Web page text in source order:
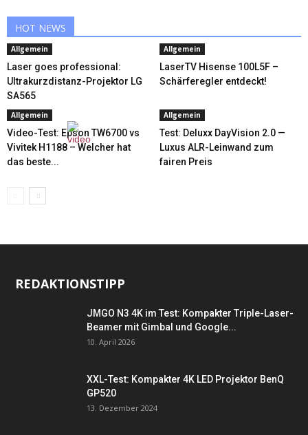
HOT NEWS
Allgemein
Laser goes professional:
Ultrakurzdistanz-Projektor LG
SA565
Allgemein
LaserTV Hisense 100L5F –
Schärferegler entdeckt!
Allgemein
Video-Test: Epson TW6700 vs
Vivitek H1188 – Welcher hat
das beste...
Allgemein
Test: Deluxx DayVision 2.0 —
Luxus ALR-Leinwand zum
fairen Preis
REDAKTIONSTIPP
JMGO N3 4K im Test: Kompakter Triple-Laser-
Beamer mit Gimbal und Google...
10. April 2026
XXL-Test: Kompakter 4K LED Projektor BenQ
GP520
13. Dezember 2024